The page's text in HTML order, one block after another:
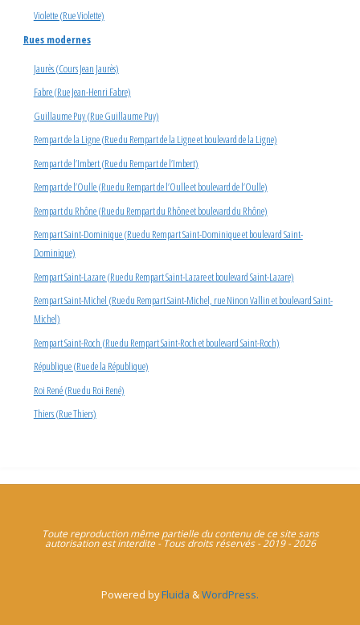
Violette (Rue Violette)
Rues modernes
Jaurès (Cours Jean Jaurès)
Fabre (Rue Jean-Henri Fabre)
Guillaume Puy (Rue Guillaume Puy)
Rempart de la Ligne (Rue du Rempart de la Ligne et boulevard de la Ligne)
Rempart de l’Imbert (Rue du Rempart de l’Imbert)
Rempart de l’Oulle (Rue du Rempart de l’Oulle et boulevard de l’Oulle)
Rempart du Rhône (Rue du Rempart du Rhône et boulevard du Rhône)
Rempart Saint-Dominique (Rue du Rempart Saint-Dominique et boulevard Saint-
Dominique)
Rempart Saint-Lazare (Rue du Rempart Saint-Lazare et boulevard Saint-Lazare)
Rempart Saint-Michel (Rue du Rempart Saint-Michel, rue Ninon Vallin et boulevard Saint-
Michel)
Rempart Saint-Roch (Rue du Rempart Saint-Roch et boulevard Saint-Roch)
République (Rue de la République)
Roi René (Rue du Roi René)
Thiers (Rue Thiers)
Toute reproduction même partielle du contenu de ce site sans
autorisation est interdite - Tous droits réservés - 2019 - 2026
Powered byFluida &WordPress.